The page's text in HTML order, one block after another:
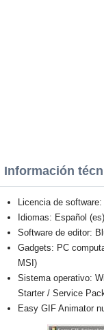
Información
Licencia de software:
Idiomas: Español
Software de editor:
Gadgets: PC
MSI)
Sistema operativo:
Starter / Service
Easy GIF Animator